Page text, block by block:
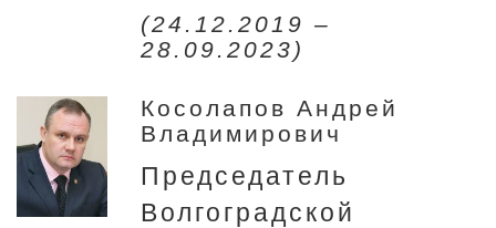
(24.12.2019 –
28.09.2023)
Косолапов Андрей
Владимирович
Председатель
Волгоградской